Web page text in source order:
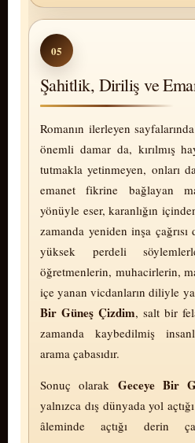
05
Şahitlik, Diriliş ve
Romanın ilerleyen
önemli damar da, kırılmış
tutmakla yetinmeyen, onları
emanet fikrine bağlayan
yönüyle eser, karanlığın
zamanda yeniden inşa
yüksek perdeli
öğretmenlerin, muhacirlerin,
içe yanan vic­dan­ların diliyle
Bir Güneş Çizdim, salt bir
zamanda kaybedilmiş
arama çabasıdır.
Sonuç olarak Ge­ce­ye Bir
yalnızca dış dünyada yol
âleminde açtığı derin